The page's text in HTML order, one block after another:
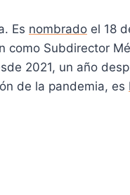
Es nombrado el 18
como Subdirector
2021, un año
de la pandemia, es